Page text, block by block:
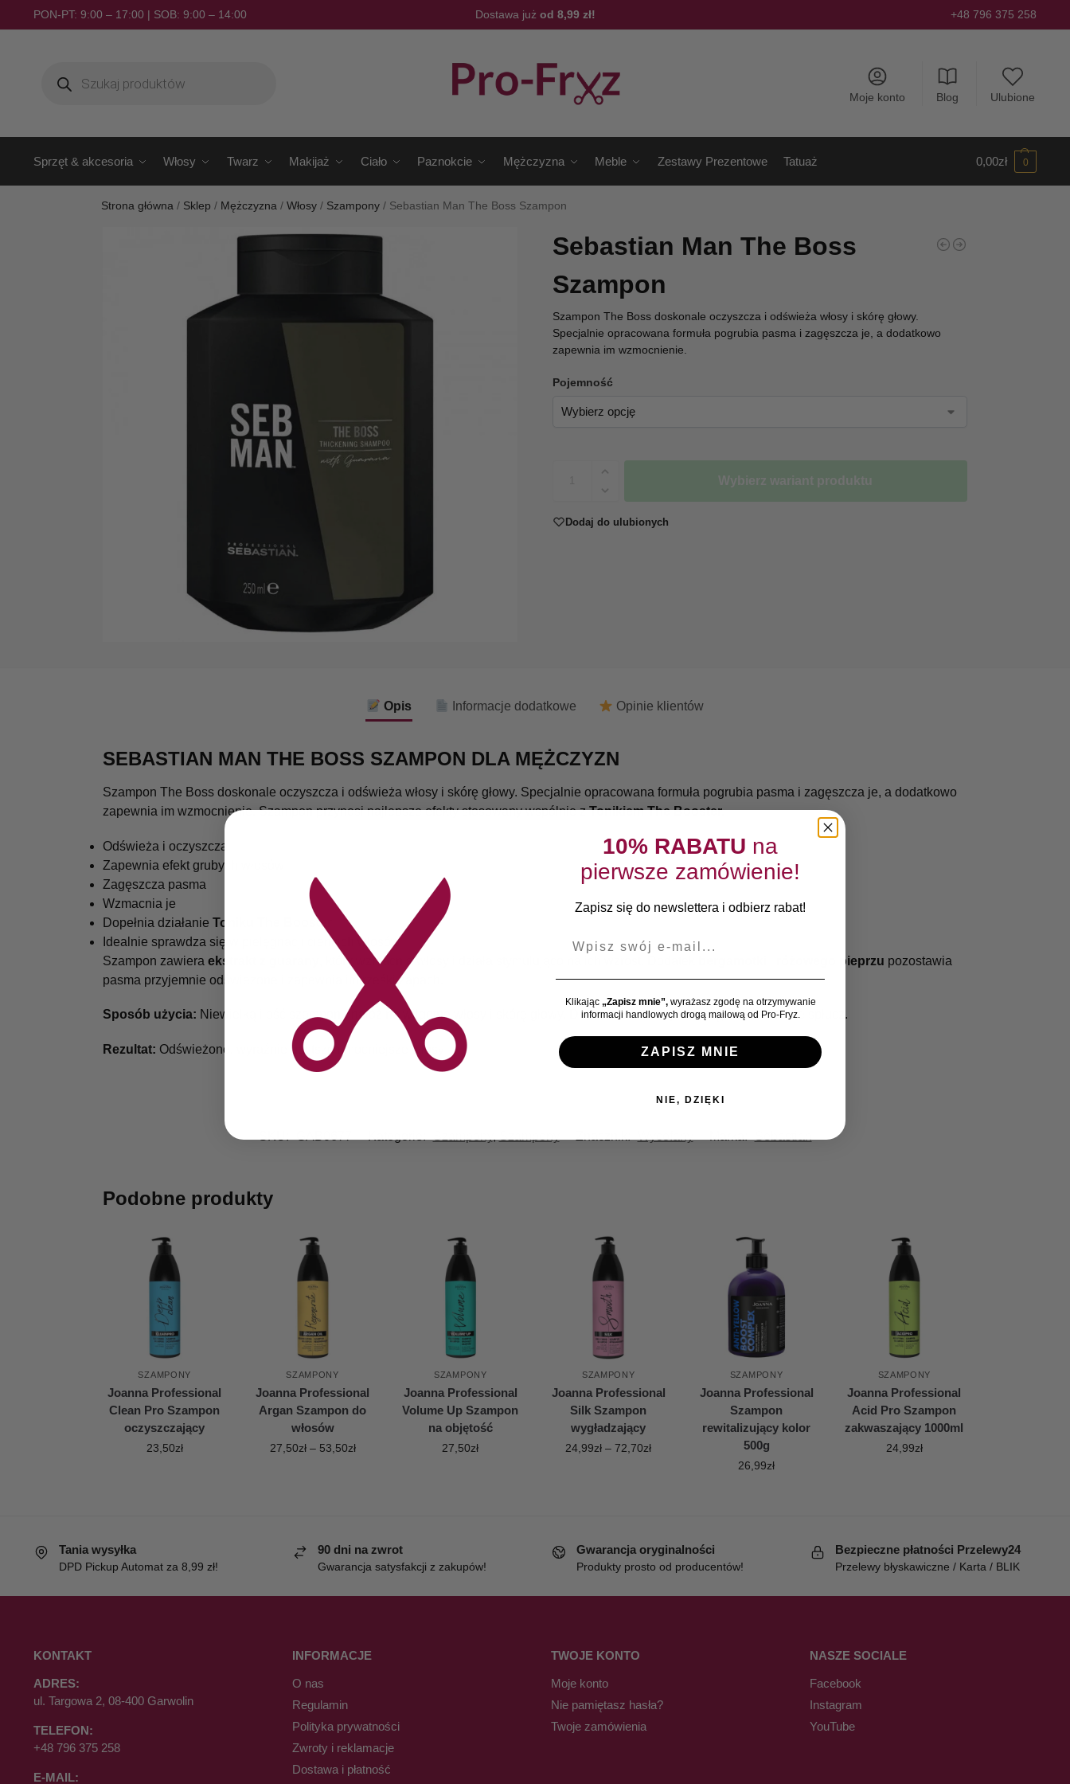
PON-PT: 9:00 – 17:00 | SOB: 9:00 – 14:00 Dostawa już od 8,99 zł! +48 796 375 258
Moje konto Blog Ulubione
Sprzęt & akcesoria Włosy Twarz Makijaż Ciało Paznokcie Mężczyzna Meble Zestawy Prezentowe Tatuaż 0,00zł 0
Strona główna / Sklep / Mężczyzna /Włosy / Szampony / Sebastian Man The Boss Szampon
Sebastian Man The Boss
Szampon
Szampon The Boss doskonale oczyszcza i odświeża włosy i skórę głowy.
Specjalnie opracowana formuła pogrubia pasma i zagęszcza je, a dodatkowo
zapewnia im wzmocnienie.
Pojemność
Wybierz wariant produktu
Dodaj do ulubionych
Opis Informacje dodatkowe Opinie klientów
SEBASTIAN MAN THE BOSS SZAMPON DLA MĘŻCZYZN
Szampon The Boss doskonale oczyszcza i odświeża włosy i skórę głowy. Specjalnie opracowana formuła pogrubia pasma i zagęszcza je, a dodatkowo
zapewnia im wzmocnienie. Szampon przynosi najlepsze efekty stosowany wspólnie zTonikiem The Booster.
Odświeża i oczyszcza
Zapewnia efekt grubych włosów
Zagęszcza pasma
Wzmacnia je
Dopełnia działanie Toniku The Booster
Idealnie sprawdza się w pielęgnacji cienkich włosów
Szampon zawiera ekstrakt z guarany , który wzmacnia włosy i działa stymulująco na ich wzrost. Dodatek różowego pieprzu pozostawia
pasma przyjemnie odświeżone i zapewnia im rześki zapach.
Sposób użycia: Niewielką ilość szamponu nałóż na wilgotne włosy i skórę głowy. Delikatnie wmasuj, a następnie dokładnie spłucz.
Rezultat: Odświeżone, wyraźnie gęstsze i mocniejsze włosy
Podobne produkty
SZAMPONY
Joanna Professional
Clean Pro Szampon
oczyszczający
23,50zł
SZAMPONY
Joanna Professional
Argan Szampon do
włosów
27,50zł – 53,50zł
SZAMPONY
Joanna Professional
Volume Up Szampon
na objętość
27,50zł
SZAMPONY
Joanna Professional
Silk Szampon
wygładzający
24,99zł – 72,70zł
SZAMPONY
Joanna Professional
Szampon
rewitalizujący kolor
500g
26,99zł
SZAMPONY
Joanna Professional
Acid Pro Szampon
zakwaszający 1000ml
24,99zł
Tania wysyłka
DPD Pickup Automat za 8,99 zł!
90 dni na zwrot
Gwarancja satysfakcji z zakupów!
Gwarancja oryginalności
Produkty prosto od producentów!
Bezpieczne płatności Przelewy24
Przelewy błyskawiczne / Karta / BLIK
KONTAKT
ADRES:
ul. Targowa 2, 08-400 Garwolin
TELEFON:
+48 796 375 258
E-MAIL:
INFORMACJE
O nas
Regulamin
Polityka prywatności
Zwroty i reklamacje
Dostawa i płatność
TWOJE KONTO
Moje konto
Nie pamiętasz hasła?
Twoje zamówienia
NASZE SOCIALE
Facebook
Instagram
YouTube
10% RABATU na
pierwsze zamówienie!
Zapisz się do newslettera i odbierz rabat!
Klikając „Zapisz mnie”,wyrażasz zgodę na otrzymywanie
informacji handlowych drogą mailową od Pro-Fryz.
ZAPISZ MNIE
NIE, DZIĘKI